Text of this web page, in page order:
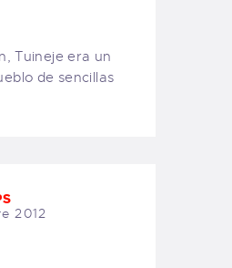
Tuineje era un
de sencillas
2012